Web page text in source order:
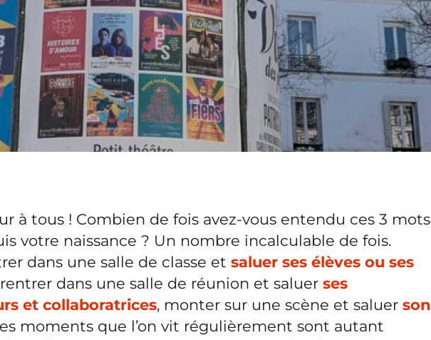
à tous ! Combien de fois avez-vous entendu ces 3 mots
votre naissance ? Un nombre incalculable de fois.
dans une salle de classe et saluer ses élèves ou ses
dans une salle de réunion et saluer ses
et collaboratrices, monter sur une scène et saluer son
moments que l’on vit régulièrement sont autant